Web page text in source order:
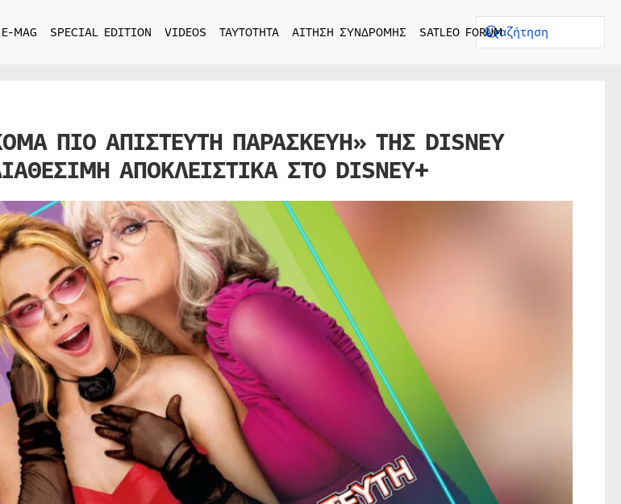
E-MAG SPECIAL EDITION VIDEOS ΤΑΥΤΟΤΗΤΑ ΑΙΤΗΣΗ ΣΥΝΔΡΟΜΗΣ SATLEO FORUM
ΠΙΟ ΑΠΙΣΤΕΥΤΗ ΠΑΡΑΣΚΕΥΗ» ΤΗΣ DISNEY
ΑΠΟΚΛΕΙΣΤΙΚΑ ΣΤΟ DISNEY+